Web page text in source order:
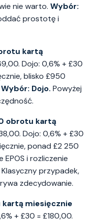
nie warto. Wybór:
prostotę i
kartą
Dojo: 0,6% + £30
blisko £950
Wybór: Dojo. Powyżej
obrotu kartą
Dojo: 0,6% + £30
ponad £2 250
i rozliczenie
Klasyczny przypadek,
zdecydowanie.
kartą miesięcznie
+ £30 = £180,00.